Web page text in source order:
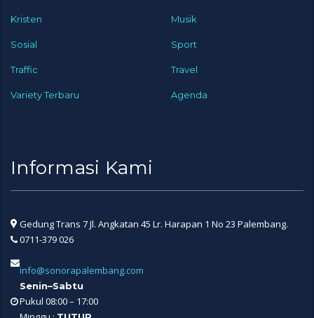
Kristen Musik
Sosial Sport
Traffic Travel
Variety Terbaru Agenda
Informasi Kami
Gedung Trans 7 Jl. Angkatan 45 Lr. Harapan 1 No 23 Palembang.
0711-379 026
info@sonorapalembang.com
Senin–Sabtu
Pukul 08:00 – 17:00